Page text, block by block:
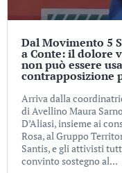
Dal Movimento 5
a Conte: il dolore
non può essere
contrapposizione
Arriva dalla
di Avellino Maura
D’Aliasi, insieme ai
Rosa, al Gruppo
Santis, e gli attivisti
convinto sostegno al...